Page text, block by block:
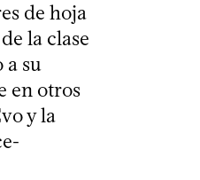
de hoja
la clase
a su
en otros
y la